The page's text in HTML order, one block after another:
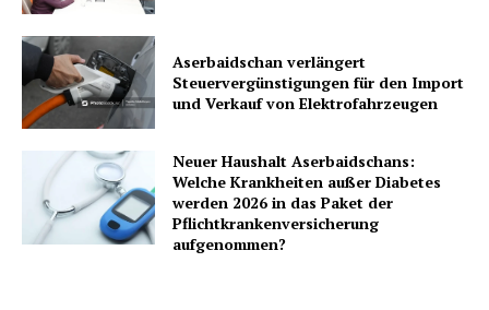
Aserbaidschan verlängert
Steuervergünstigungen für den Import
und Verkauf von Elektrofahrzeugen
Neuer Haushalt Aserbaidschans:
Welche Krankheiten außer Diabetes
werden 2026 in das Paket der
Pflichtkrankenversicherung
aufgenommen?